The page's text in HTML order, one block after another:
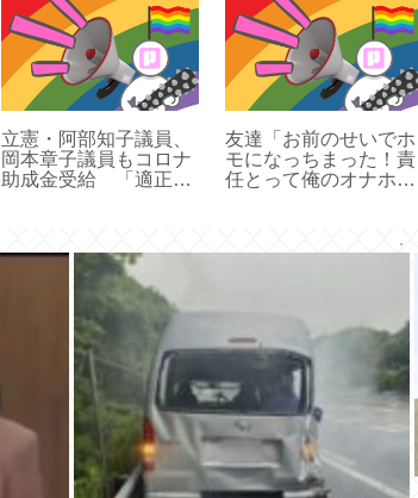
立憲・阿部知子議員、
岡本章子議員もコロナ
助成金受給 「適正な
友達「お前のせいでホ
モになっちまった！責
任とって俺のオナホに